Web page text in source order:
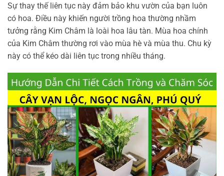
Sự thay thế liên tục này đảm bảo khu vườn của bạn luôn
có hoa. Điều này khiến người trồng hoa thường nhầm
tưởng rằng Kim Châm là loài hoa lâu tàn. Mùa hoa chính
của Kim Châm thường rơi vào mùa hè và mùa thu. Chu kỳ
này có thể kéo dài liên tục trong nhiều tháng.